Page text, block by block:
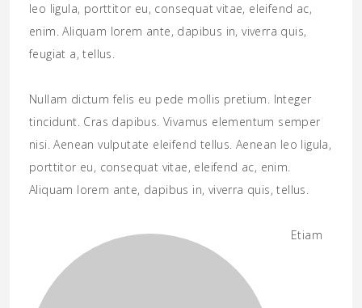
leo ligula, porttitor eu, consequat vitae, eleifend ac,
enim. Aliquam lorem ante, dapibus in, viverra quis,
feugiat a, tellus.
Nullam dictum felis eu pede mollis pretium. Integer
tincidunt. Cras dapibus. Vivamus elementum semper
nisi. Aenean vulputate eleifend tellus. Aenean leo ligula,
porttitor eu, consequat vitae, eleifend ac, enim.
Aliquam lorem ante, dapibus in, viverra quis, tellus.
Etiam